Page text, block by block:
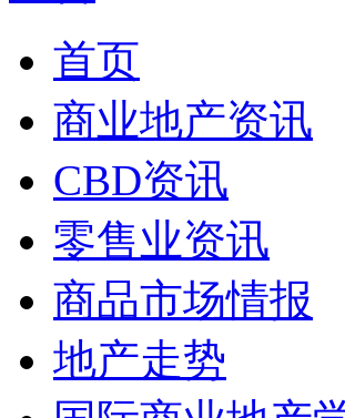
首页
商业地产资讯
CBD资讯
零售业资讯
商品市场情报
地产走势